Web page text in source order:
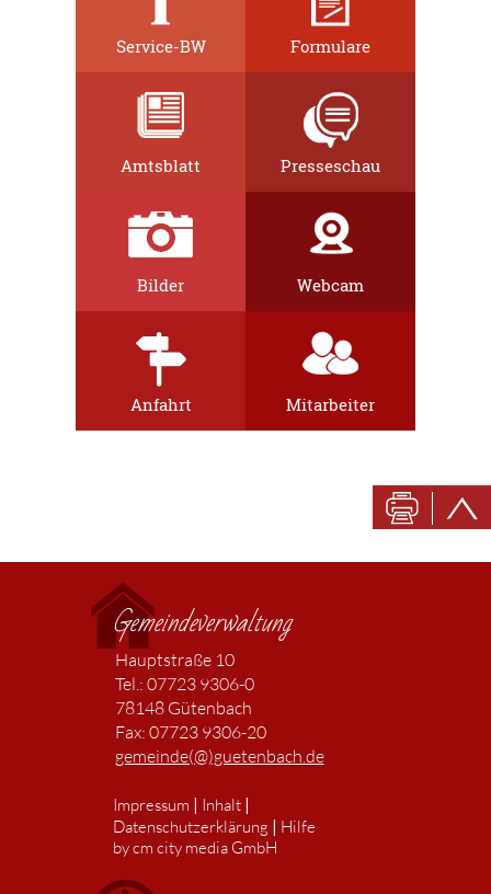
Service-BW Formulare
Amtsblatt Presseschau
Bilder Webcam
Anfahrt Mitarbeiter
Gemeindeverwaltung
Hauptstraße 10
Tel.: 07723 9306-0
78148 Gütenbach
Fax: 07723 9306-20
gemeinde(@)guetenbach.de
Impressum | Inhalt|
Datenschutzerklärung | Hilfe
by cm city media GmbH